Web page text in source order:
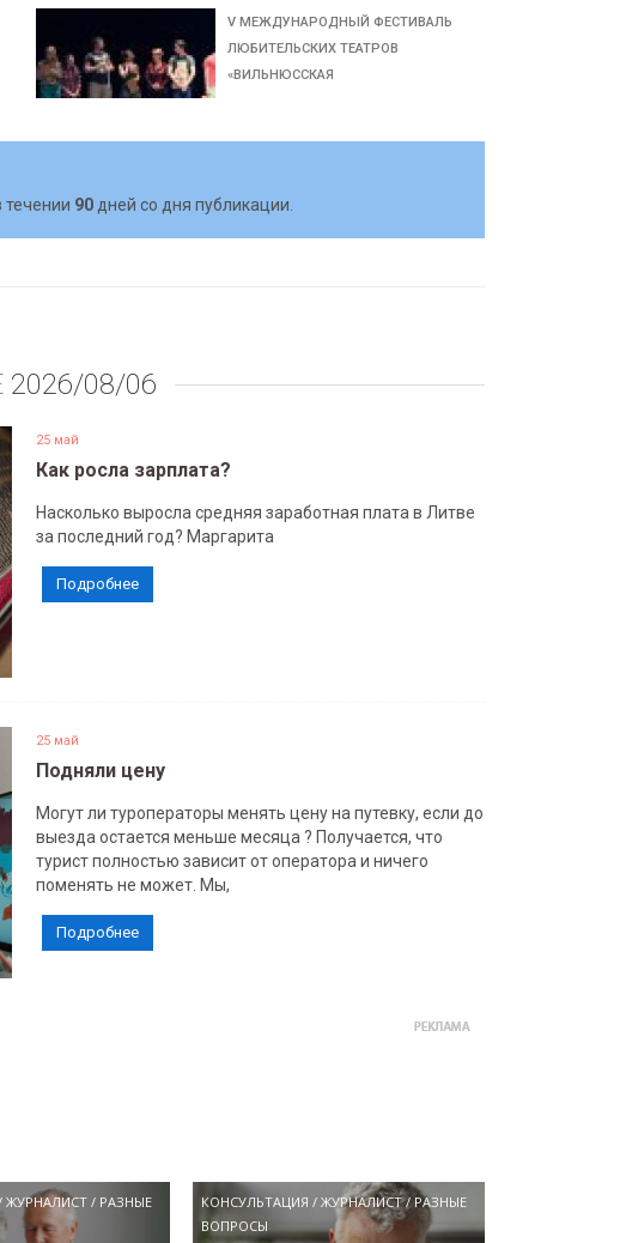
V МЕЖДУНАРОДНЫЙ ФЕСТИВАЛЬ
ЛЮБИТЕЛЬСКИХ ТЕАТРОВ
«ВИЛЬНЮССКАЯ
течении 90 дней со дня публикации.
2026/08/06
25 май
Как росла зарплата?
Насколько выросла средняя заработная плата в Литве
за последний год? Маргарита
Подробнее
25 май
Подняли цену
Могут ли туроператоры менять цену на путевку, если до
выезда остается меньше месяца ? Получается, что
турист полностью зависит от оператора и ничего
поменять не может. Мы,
Подробнее
ЖУРНАЛИСТ / РАЗНЫЕ
КОНСУЛЬТАЦИЯ /ЖУРНАЛИСТ/ РАЗНЫЕ
ВОПРОСЫ